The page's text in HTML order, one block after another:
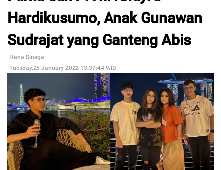
Hardikusumo, Anak Gunawan
Sudrajat yang Ganteng Abis
Hana Sinaga
Tuesday,25 January 2022 13:37:44 WIB